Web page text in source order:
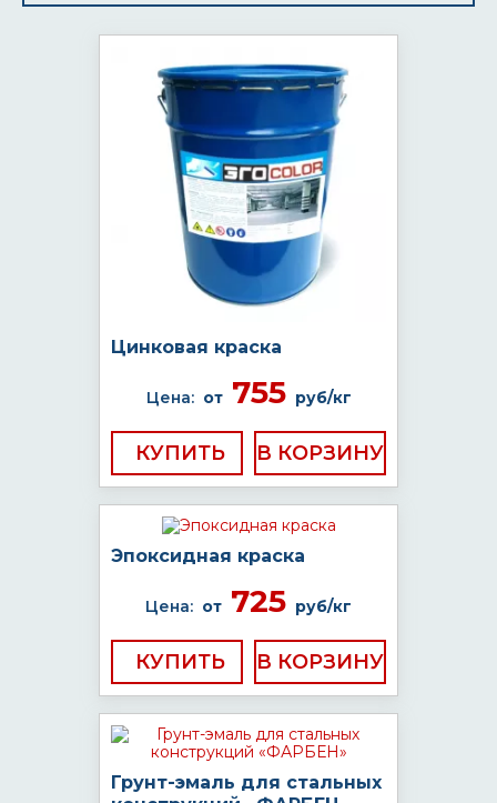
Цинковая краска
Цена: от755 руб/кг
КУПИТЬ
Эпоксидная краска
Цена: от 725 руб/кг
КУПИТЬ
Грунт-эмаль для стальных